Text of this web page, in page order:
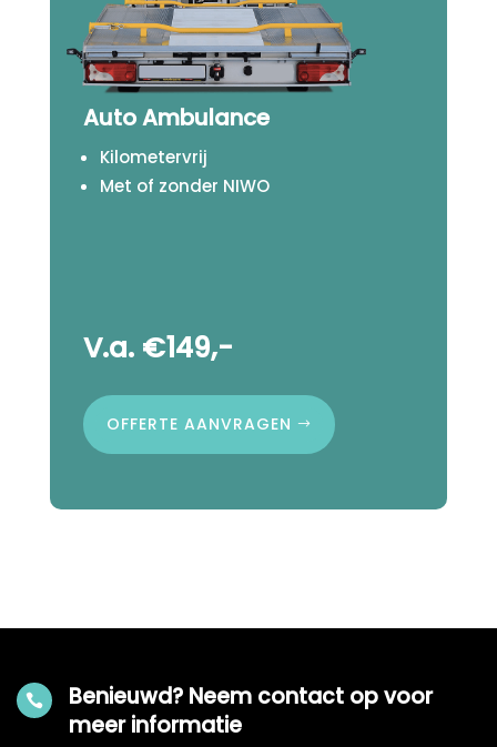
Auto Ambulance
Kilometervrij
Met of zonder NIWO
V.a. €149,-
OFFERTE AANVRAGEN

Benieuwd? Neem contact op voor
meer informatie